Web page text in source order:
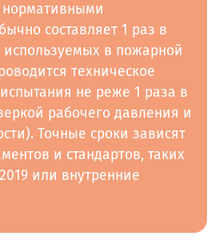
нормативными
составляет 1 раз в
используемых в пожарной
техническое
не реже 1 раза в
рабочего давления и
Точные сроки зависят
и стандартов, таких
или внутренние